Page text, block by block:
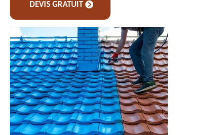
DEVIS GRATUIT